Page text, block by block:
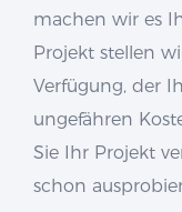
machen wir es
Projekt stellen
Verfügung, der
ungefähren
Sie Ihr Projekt
schon